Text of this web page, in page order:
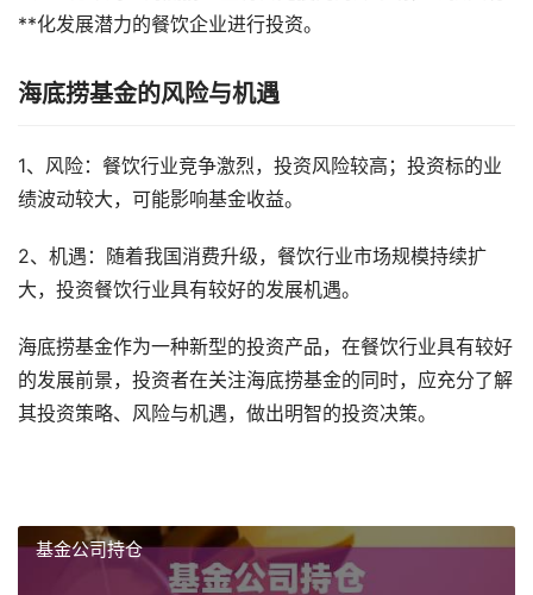
**化发展潜力的餐饮企业进行投资。
海底捞基金的风险与机遇
1、风险：餐饮行业竞争激烈，投资风险较高；投资标的业
绩波动较大，可能影响基金收益。
2、机遇：随着我国消费升级，餐饮行业市场规模持续扩
大，投资餐饮行业具有较好的发展机遇。
海底捞基金作为一种新型的投资产品，在餐饮行业具有较好
的发展前景，投资者在关注海底捞基金的同时，应充分了解
其投资策略、风险与机遇，做出明智的投资决策。
基金公司持仓